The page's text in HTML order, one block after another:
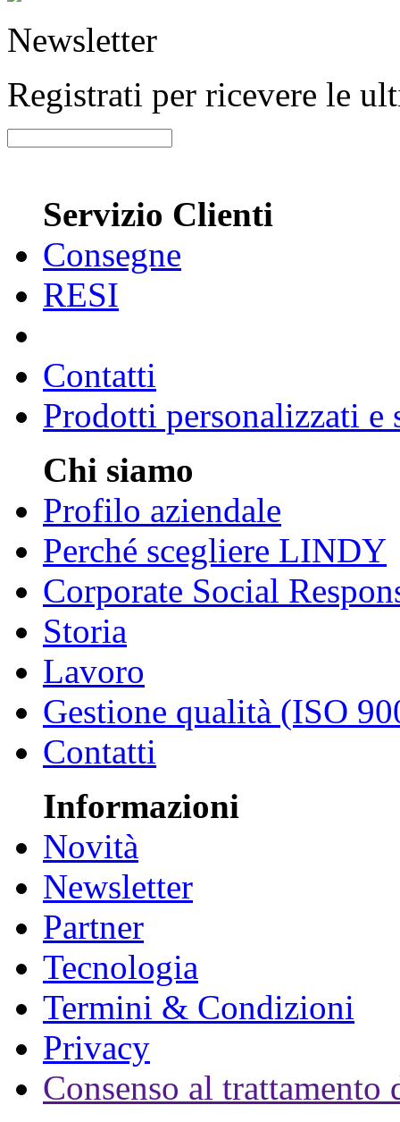
Newsletter
Registrati per ricevere le
Servizio Clienti
Consegne
RESI
Contatti
Prodotti personalizzati e
Chi siamo
Profilo aziendale
Perché scegliere LINDY
Corporate Social
Storia
Lavoro
Gestione qualità (ISO
Contatti
Informazioni
Novità
Newsletter
Partner
Tecnologia
Termini & Condizioni
Privacy
Consenso al trattamento